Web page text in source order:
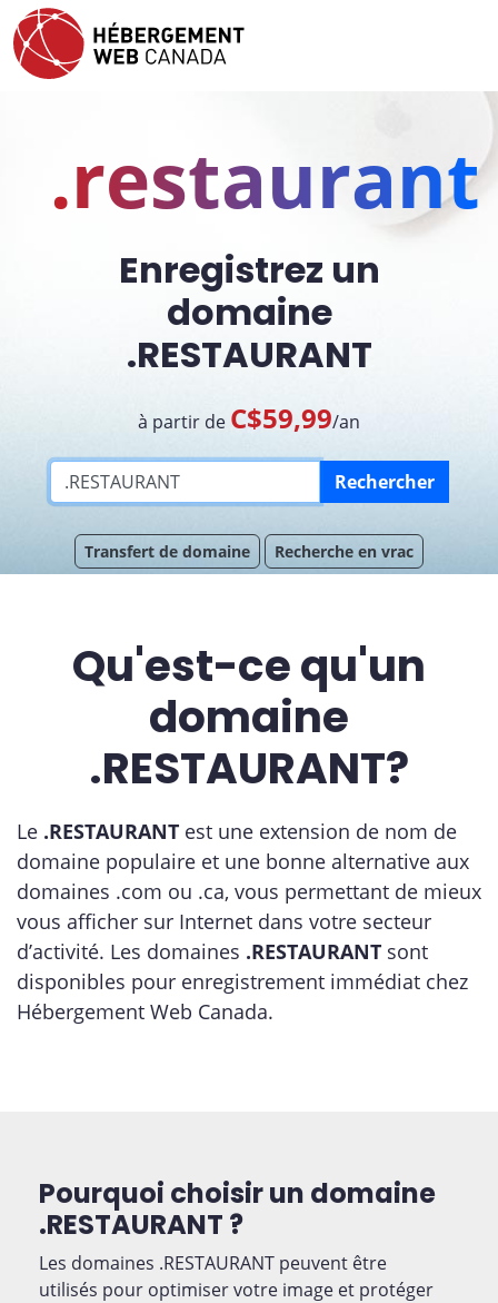
.restaurant
Enregistrez un
domaine
.RESTAURANT
à partir de C$59,99/an
Rechercher
Transfert de domaine Recherche en vrac
Qu'est-ce qu'un
domaine
.RESTAURANT?
Le .RESTAURANT est une extension de nom de
domaine populaire et une bonne alternative aux
domaines .com ou .ca, vous permettant de mieux
vous afficher sur Internet dans votre secteur
d’activité. Les domaines .RESTAURANT sont
disponibles pour enregistrement immédiat chez
Hébergement Web Canada.
Pourquoi choisir un domaine
.RESTAURANT ?
Les domaines .RESTAURANT peuvent être
utilisés pour optimiser votre image et protéger